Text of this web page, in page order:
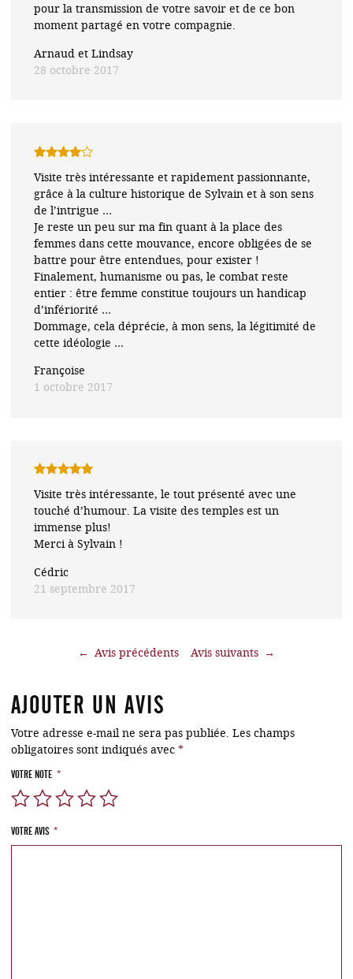
Arnaud et Lindsay
28 octobre 2017
pour la transmission de votre savoir et de ce bon
moment partagé en votre compagnie.
sur 5
Françoise
1 octobre 2017
Visite très intéressante et rapidement passionnante,
grâce à la culture historique de Sylvain et à son sens
de l’intrigue …
Je reste un peu sur ma fin quant à la place des
femmes dans cette mouvance, encore obligées de se
battre pour être entendues, pour exister !
Finalement, humanisme ou pas, le combat reste
entier : être femme constitue toujours un handicap
d’infériorité …
Dommage, cela déprécie, à mon sens, la légitimité de
cette idéologie …
5
Cédric
21 septembre 2017
Visite très intéressante, le tout présenté avec une
touché d’humour. La visite des temples est un
immense plus!
Merci à Sylvain !
← →
AJOUTER UN AVIS
Votre adresse e-mail ne sera pas publiée. Les champs
obligatoires sont indiqués avec*
VOTRE NOTE*
VOTRE AVIS*